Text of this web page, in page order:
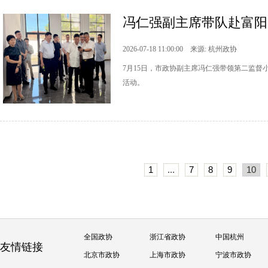
冯仁强副主席带队赴富
2026-07-18 11:00:00 来源: 杭州政协
7月15日，市政协副主席冯仁强带领第二监督
活动。
1 ... 7 8 9 10
友情链接
全国政协 浙江省政协 中国杭州
北京市政协 上海市政协 宁波市政协